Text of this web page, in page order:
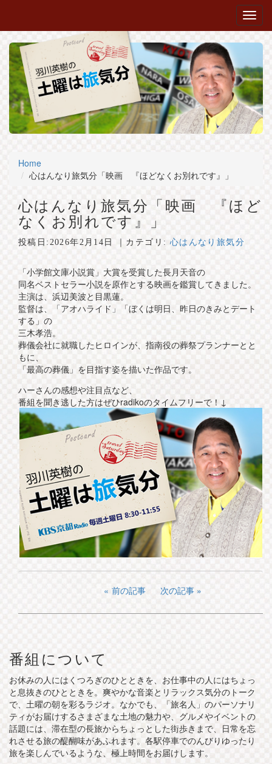
Home
心はんなり旅気分「映画 『ほどなくお別れです』」
心はんなり旅気分「映画 『ほど
なくお別れです』」
投稿日: 2026年2月14日 ｜カテゴリ:心はんなり旅気分
「小学館文庫小説賞」大賞を受賞した長月天音の
同名ベストセラー小説を原作とする映画を鑑賞してきました。
主演は、浜辺美波と目黒蓮。
監督は、「アオハライド」「ぼくは明日、昨日のきみとデート
する」の
三木孝浩。
葬儀会社に就職したヒロインが、指南役の葬祭プランナーとと
もに、
「最高の葬儀」を目指す姿を描いた作品です。
ハーさんの感想や注目点など、
番組を聞き逃した方はぜひradikoのタイムフリーで！↓
前の記事 次の記事
番組について
お休みの人にはくつろぎのひとときを、お仕事中の人にはちょっ
と息抜きのひとときを。爽やかな音楽とリラックス気分のトーク
で、土曜の朝を彩るラジオ。なかでも、「旅名人」のパーソナリ
ティがお届けするさまざまな土地の魅力や、グルメやイベントの
話題には、滞在型の長旅からちょっとした街歩きまで、日常を忘
れさせる旅の醍醐味があふれます。各駅停車でのんびりゆったり
旅を楽しんでいるような、極上時間をお届けします。